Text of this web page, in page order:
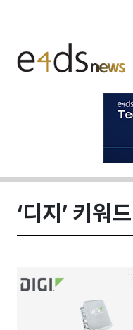
‘디지’ 키워